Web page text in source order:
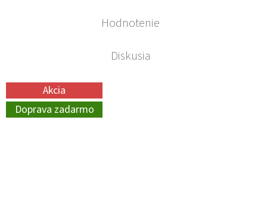
Hodnotenie
Diskusia
Akcia
Doprava zadarmo